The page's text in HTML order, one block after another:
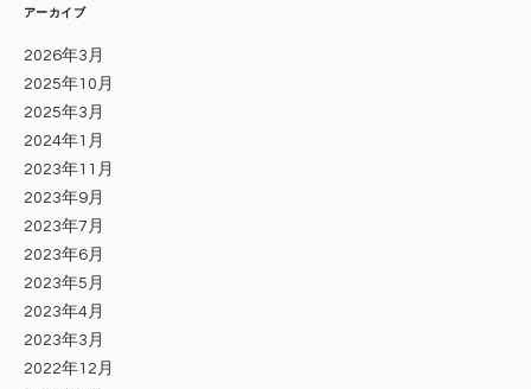
アーカイブ
2026年3月
2025年10月
2025年3月
2024年1月
2023年11月
2023年9月
2023年7月
2023年6月
2023年5月
2023年4月
2023年3月
2022年12月